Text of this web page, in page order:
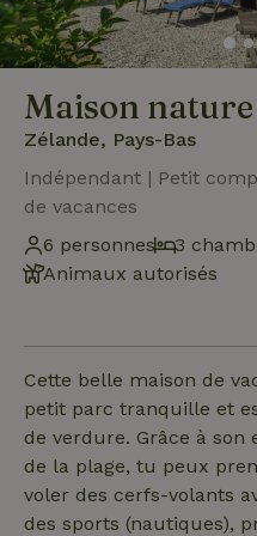
Maison nature
Zélande, Pays-Bas
Indépendant | Petit
de vacances
6 personnes
3
Animaux autorisés
Cette belle maison de
petit parc tranquille et
de verdure. Grâce à
de la plage, tu peux
voler des cerfs-volants
des sports (nautiques),